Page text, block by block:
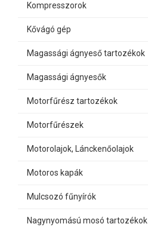
Kompresszorok
Kővágó gép
Magassági ágnyeső tartozékok
Magassági ágnyesők
Motorfűrész tartozékok
Motorfűrészek
Motorolajok, Lánckenőolajok
Motoros kapák
Mulcsozó fűnyírók
Nagynyomású mosó tartozékok